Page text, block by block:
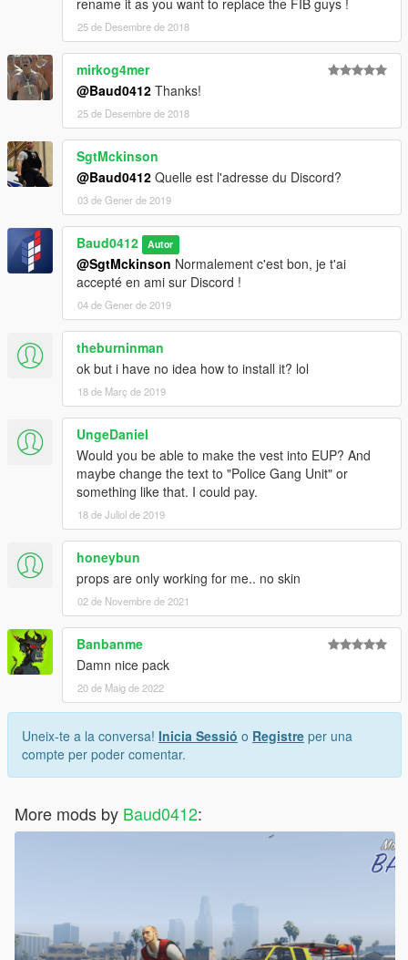
rename it as you want to replace the FIB guys !
25 de Desembre de 2018
mirkog4mer
@Baud0412 Thanks!
25 de Desembre de 2018
SgtMckinson
@Baud0412 Quelle est l'adresse du Discord?
03 de Gener de 2019
Baud0412 Autor
@SgtMckinson Normalement c'est bon, je t'ai
accepté en ami sur Discord !
04 de Gener de 2019
theburninman
ok but i have no idea how to install it? lol
18 de Març de 2019
UngeDaniel
Would you be able to make the vest into EUP? And
maybe change the text to "Police Gang Unit" or
something like that. I could pay.
18 de Juliol de 2019
honeybun
props are only working for me.. no skin
02 de Novembre de 2021
Banbanme
Damn nice pack
20 de Maig de 2022
Uneix-te a la conversa! Inicia Sessió o Registre per una
compte per poder comentar.
More mods by Baud0412: